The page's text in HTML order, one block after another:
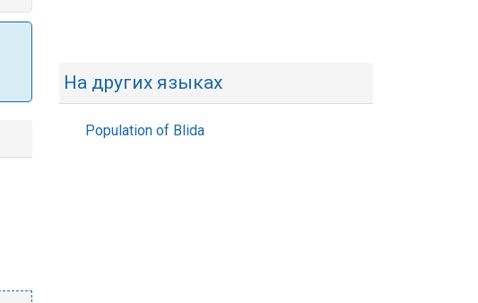
На других языках
Population of Blida